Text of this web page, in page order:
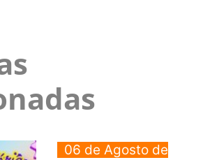
06 de Agosto de